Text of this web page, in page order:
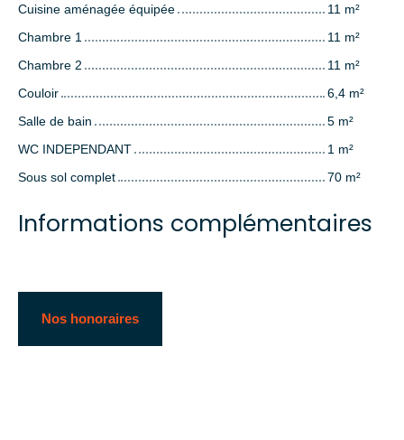
Cuisine aménagée équipée
11 m²
Chambre 1
11 m²
Chambre 2
11 m²
Couloir
6,4 m²
Salle de bain
5 m²
WC INDEPENDANT
1 m²
Sous sol complet
70 m²
Informations complémentaires
Nos honoraires